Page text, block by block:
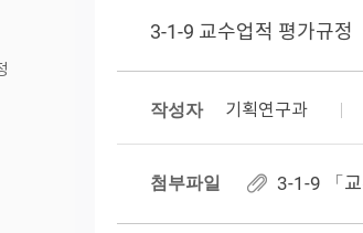
3-1-9 교수업적 평가규정
작성자 기획연구과
첨부파일 3-1-9 「